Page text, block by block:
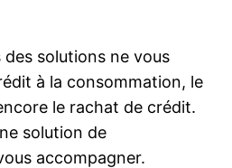
solutions ne vous
à la consommation, le
le rachat de crédit.
solution de
accompagner.